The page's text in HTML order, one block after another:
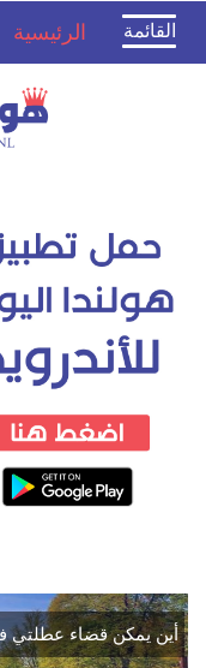
Toggle
navigation
القائمة الرئيسية
البطالة في هولندا إلى